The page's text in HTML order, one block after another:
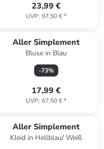
23,99 €
UVP: 97,50 €*
Aller Simplement
Bluse in Blau
-73%
17,99 €
UVP: 67,50 €*
Aller Simplement
Kleid in Hellblau/ Weiß